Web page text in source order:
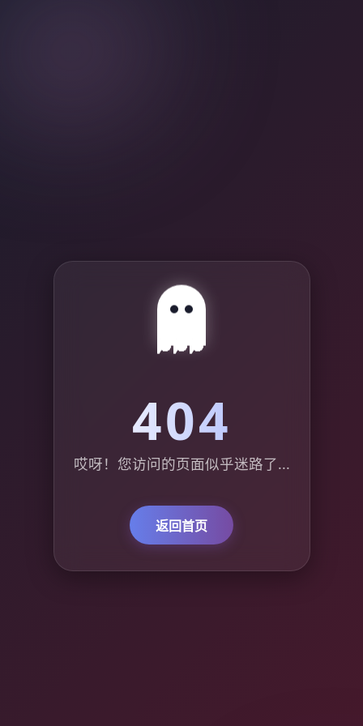
404
哎呀！您访问的页面似乎迷路了...
返回首页